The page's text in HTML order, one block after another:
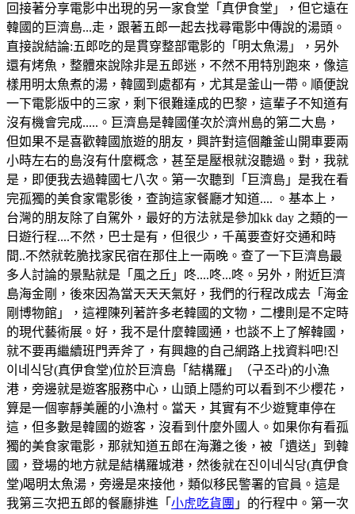
回接著分享電影中出現的另一家食堂「真伊食堂」，但它遠在
韓國的巨濟島...走，跟著五郎一起去找尋電影中傳說的湯頭。
直接說結論:五郎吃的是貫穿整部電影的「明太魚湯」，另外
還有烤魚，整體來說除非是五郎迷，不然不用特別跑來，像這
樣用明太魚煮的湯，韓國到處都有，尤其是釜山一帶。順便說
一下電影版中的三家，剩下很難達成的巴黎，這輩子不知道有
沒有機會完成.....。巨濟島是韓國僅次於濟州島的第二大島，
但如果不是喜歡韓國旅遊的朋友，興許對這個離釜山開車要兩
小時左右的島沒有什麼概念，甚至是壓根就沒聽過。對，我就
是，即便我去過韓國七八次。第一次聽到「巨濟島」是我在看
完孤獨的美食家電影後，查詢這家餐廳才知道.... 。基本上，
台灣的朋友除了自駕外，最好的方法就是參加kk day 之類的一
日遊行程....不然，巴士是有，但很少，千萬要查好交通和時
間..不然就乾脆找家民宿在那住上一兩晚。查了一下巨濟島最
多人討論的景點就是「風之丘」咚....咚...咚。另外，附近巨濟
島海金剛，後來因為當天天天氣好，我們的行程改成去「海金
剛博物館」，這裡陳列著許多老韓國的文物，二樓則是不定時
的現代藝術展。好，我不是什麼韓國通，也談不上了解韓國，
就不要再繼續班門弄斧了，有興趣的自己網路上找資料吧!진
이네식당(真伊食堂)位於巨濟島「結構羅」（구조라)的小漁
港，旁邊就是遊客服務中心，山頭上隱約可以看到不少櫻花，
算是一個寧靜美麗的小漁村。當天，其實有不少遊覽車停在
這，但多數是韓國的遊客，沒看到什麼外國人。如果你有看孤
獨的美食家電影，那就知道五郎在海灘之後，被「遺送」到韓
國，登場的地方就是結構羅城港，然後就在진이네식당(真伊食
堂)喝明太魚湯，旁邊是來接他，類似移民警署的官員。這是
我第三次把五郎的餐廳排進「 小虎吃貨團 」的行程中。第一次